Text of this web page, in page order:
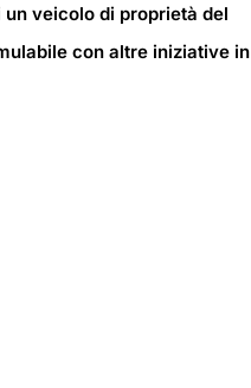
veicolo di proprietà del
con altre iniziative in